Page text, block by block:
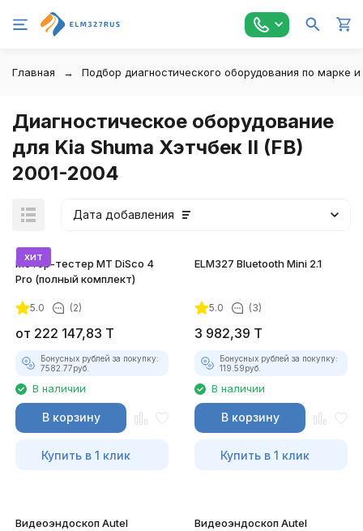
Главная Подбор диагностического оборудования по марке
Диагностическое оборудование
для Kia Shuma Хэтчбек II (FB)
2001-2004
Дата добавления
хит
Мотор-тестер MT DiSco 4
Pro (полный комплект)
5.0 (2)
от 222 147,83 T
Бонусных рублей за покупку:
7582.77руб.
В наличии
В корзину
Купить в 1 клик
ELM327 Bluetooth Mini 2.1
5.0 (3)
3 982,39 T
Бонусных рублей за покупку:
119.59руб.
В наличии
В корзину
Купить в 1 клик
Видеоэндоскоп Autel
Видеоэндоскоп Autel